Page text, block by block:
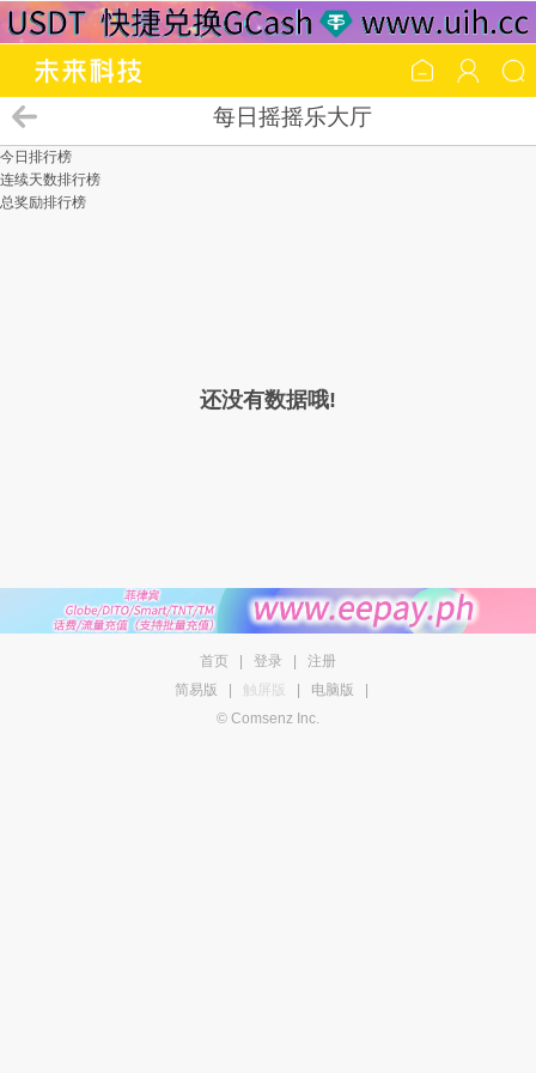
每日摇摇乐大厅
今日排行榜
连续天数排行榜
总奖励排行榜
还没有数据哦!
首页 | 登录 |
注册
简易版
| 触屏版 | 电脑版
|
© Comsenz Inc.